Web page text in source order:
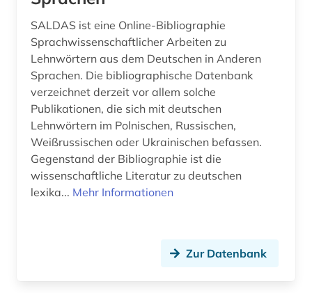
lexikon (4)
linguistik (9)
literatur (5)
literaturwissenschaft (33)
lusitanistik (13)
medienwissenschaft (20)
medizin (1)
SALDAS ist eine Online-Bibliographie
Sprachwissenschaftlicher Arbeiten zu
Lehnwörtern aus dem Deutschen in Anderen
Sprachen. Die bibliographische Datenbank
verzeichnet derzeit vor allem solche
Publikationen, die sich mit deutschen
Lehnwörtern im Polnischen, Russischen,
Weißrussischen oder Ukrainischen befassen.
Gegenstand der Bibliographie ist die
wissenschaftliche Literatur zu deutschen
lexika... Mehr Informationen
Zur Datenbank